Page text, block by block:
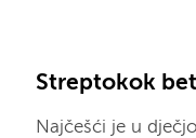
Streptokok
Najčešći je u